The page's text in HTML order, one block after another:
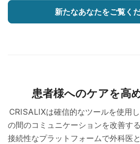
新たなあなたをご覧く
患者様へのケアを高
CRISALIXは確信的なツールを使用
の間のコミュニケーションを改善す
接続性なプラットフォームで外科医